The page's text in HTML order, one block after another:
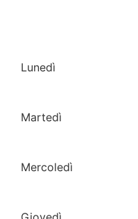
Lunedì
Martedì
Mercoledì